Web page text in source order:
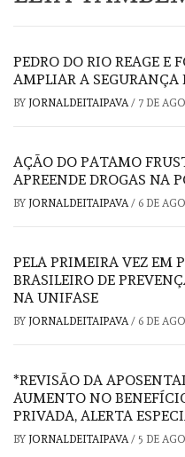
PEDRO DO RIO REAGE E
AMPLIAR A
BY JORNALDEITAIPAVA/ 7 DE
AÇÃO DO PATAMO
APREENDE DROGAS NA
BY JORNALDEITAIPAVA/ 6 DE
PELA PRIMEIRA VEZ EM
BRASILEIRO DE
NA UNIFASE
BY JORNALDEITAIPAVA/ 6 DE
*REVISÃO DA
AUMENTO NO
PRIVADA, ALERTA
BY JORNALDEITAIPAVA/ 5 DE